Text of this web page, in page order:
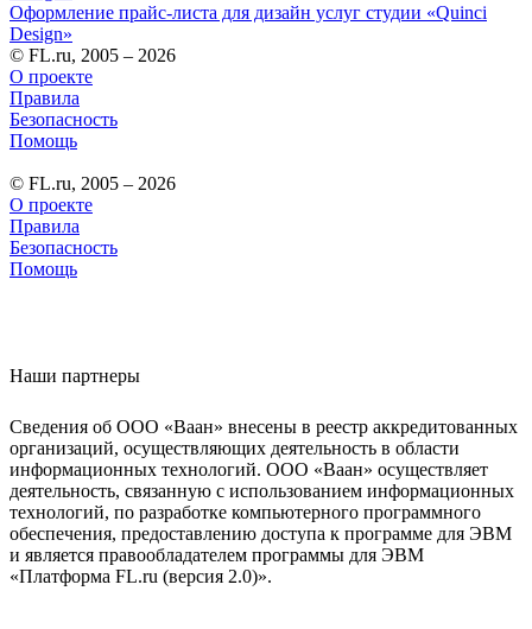
Оформление прайс-листа для дизайн услуг студии «Quinci
Design»
© FL.ru, 2005 – 2026
О проекте
Правила
Безопасность
Помощь
© FL.ru, 2005 – 2026
О проекте
Правила
Безопасность
Помощь
Наши партнеры
Сведения об ООО «Ваан» внесены в реестр аккредитованных
организаций, осуществляющих деятельность в области
информационных технологий. ООО «Ваан» осуществляет
деятельность, связанную с использованием информационных
технологий, по разработке компьютерного программного
обеспечения, предоставлению доступа к программе для ЭВМ
и является правообладателем программы для ЭВМ
«Платформа FL.ru (версия 2.0)».